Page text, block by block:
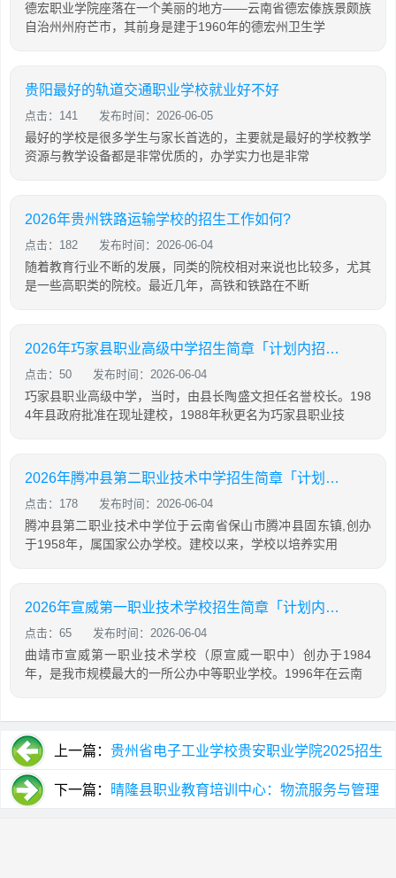
德宏职业学院座落在一个美丽的地方——云南省德宏傣族景颇族
自治州州府芒市，其前身是建于1960年的德宏州卫生学
贵阳最好的轨道交通职业学校就业好不好
点击：141 发布时间：2026-06-05
最好的学校是很多学生与家长首选的，主要就是最好的学校教学
资源与教学设备都是非常优质的，办学实力也是非常
2026年贵州铁路运输学校的招生工作如何?
点击：182 发布时间：2026-06-04
随着教育行业不断的发展，同类的院校相对来说也比较多，尤其
是一些高职类的院校。最近几年，高铁和铁路在不断
2026年巧家县职业高级中学招生简章「计划内招生」
点击：50 发布时间：2026-06-04
巧家县职业高级中学，当时，由县长陶盛文担任名誉校长。198
4年县政府批准在现址建校，1988年秋更名为巧家县职业技
2026年腾冲县第二职业技术中学招生简章「计划内招生」
点击：178 发布时间：2026-06-04
腾冲县第二职业技术中学位于云南省保山市腾冲县固东镇,创办
于1958年，属国家公办学校。建校以来，学校以培养实用
2026年宣威第一职业技术学校招生简章「计划内招生」
点击：65 发布时间：2026-06-04
曲靖市宣威第一职业技术学校（原宣威一职中）创办于1984
年，是我市规模最大的一所公办中等职业学校。1996年在云南
上一篇： 贵州省电子工业学校贵安职业学院2025招生
简介 下一篇： 晴隆县职业教育培训中心：物流服务与管理